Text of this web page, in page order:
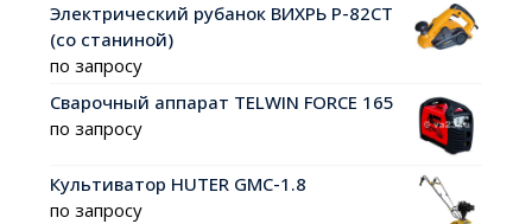
Электрический рубанок ВИХРЬ Р-82СТ
(со станиной)
по запросу
Сварочный аппарат TELWIN FORCE 165
по запросу
Культиватор HUTER GMC-1.8
по запросу